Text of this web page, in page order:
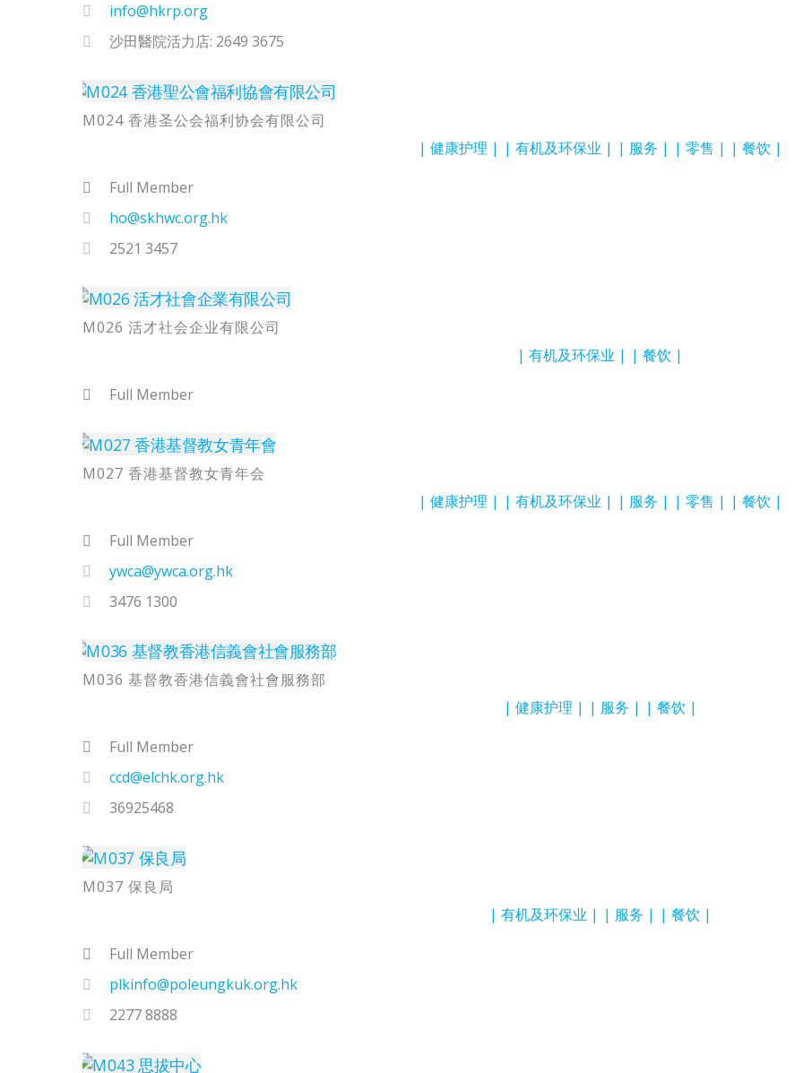
info@hkrp.org
沙田醫院活力店: 2649 3675
M024 香港圣公会福利协会有限公司
健康护理
有机及环保业 服务 零售
餐饮
Full Member
ho@skhwc.org.hk
2521 3457
M026 活才社会企业有限公司
有机及环保业
餐饮
Full Member
M027 香港基督教女青年会
健康护理
有机及环保业 服务 零售
餐饮
Full Member
ywca@ywca.org.hk
3476 1300
M036 基督教香港信義會社會服務部
健康护理
服务
餐饮
Full Member
ccd@elchk.org.hk
36925468
M037 保良局
有机及环保业
服务
餐饮
Full Member
plkinfo@poleungkuk.org.hk
2277 8888